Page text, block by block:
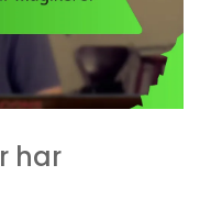
har